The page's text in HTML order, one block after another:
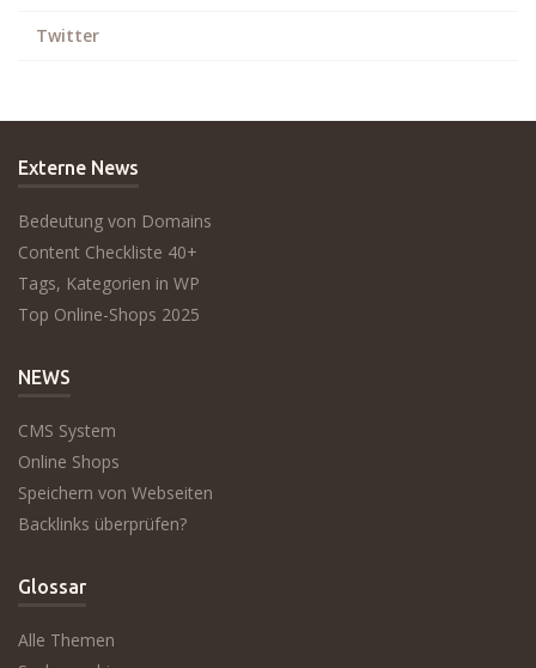
Twitter
Externe News
Bedeutung von Domains
Content Checkliste 40+
Tags, Kategorien in WP
Top Online-Shops 2025
NEWS
CMS System
Online Shops
Speichern von Webseiten
Backlinks überprüfen?
Glossar
Alle Themen